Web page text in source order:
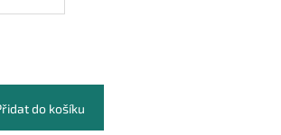
do košíku